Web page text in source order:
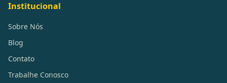
Institucional
Sobre Nós
Blog
Contato
Trabalhe Conosco